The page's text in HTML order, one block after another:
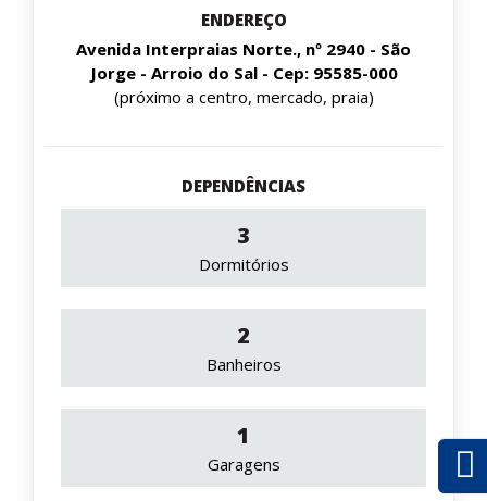
ENDEREÇO
Avenida Interpraias Norte., nº 2940 - São
Jorge - Arroio do Sal - Cep: 95585-000
(próximo a centro, mercado, praia)
DEPENDÊNCIAS
3
Dormitórios
2
Banheiros
1
Garagens